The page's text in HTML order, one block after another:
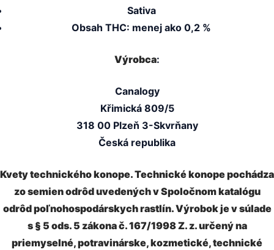
Sativa
Obsah THC: menej ako 0,2 %
Výrobca:
Canalogy
Křimická 809/5
318 00 Plzeň 3-Skvrňany
Česká republika
Kvety technického konope. Technické konope pochádza
zo semien odrôd uvedených v Spoločnom katalógu
odrôd poľnohospodárskych rastlín. Výrobok je v súlade
s § 5 ods. 5 zákona č. 167/1998 Z. z. určený na
priemyselné, potravinárske, kozmetické, technické